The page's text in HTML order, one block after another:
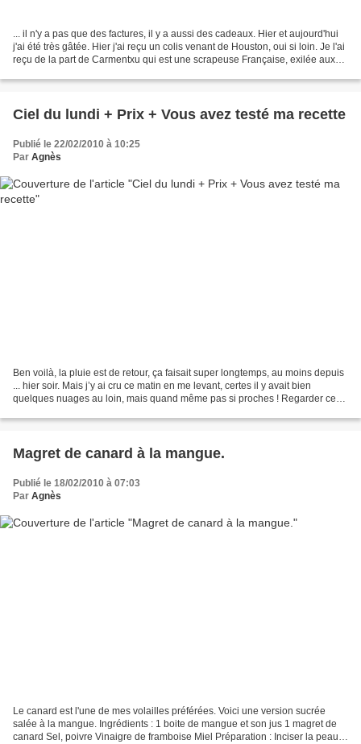
... il n'y a pas que des factures, il y a aussi des cadeaux. Hier et aujourd'hui
j'ai été très gâtée. Hier j'ai reçu un colis venant de Houston, oui si loin. Je l'ai
reçu de la part de Carmentxu qui est une scrapeuse Française, exilée aux
Ciel du lundi + Prix + Vous avez testé ma recette
Publié le 22/02/2010 à 10:25
Par Agnès
Ben voilà, la pluie est de retour, ça faisait super longtemps, au moins depuis
... hier soir. Mais j’y ai cru ce matin en me levant, certes il y avait bien
quelques nuages au loin, mais quand même pas si proches ! Regarder ces
Magret de canard à la mangue.
Publié le 18/02/2010 à 07:03
Par Agnès
Le canard est l'une de mes volailles préférées. Voici une version sucrée
salée à la mangue. Ingrédients : 1 boite de mangue et son jus 1 magret de
canard Sel, poivre Vinaigre de framboise Miel Préparation : Inciser la peau